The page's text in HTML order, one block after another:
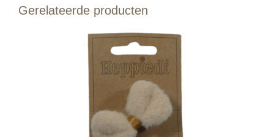
Gerelateerde producten